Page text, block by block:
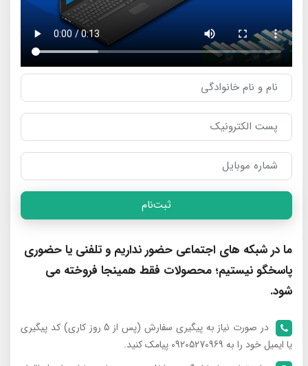
ثبت‌نام
ما در شبکه های اجتماعی حضور نداریم و تلفنی یا حضوری
پاسخگو نیستیم؛ محصولات فقط همینجا فروخته می
شود.
در صورت نیاز به پیگیری سفارش (پس از 5 روز کاری) کد پیگیری
یا ایمیل خود را به 09205270969 پیامک کنید.